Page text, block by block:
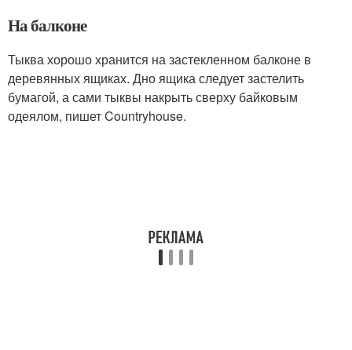
На балконе
Тыква хорошо хранится на застекленном балконе в
деревянных ящиках. Дно ящика следует застелить
бумагой, а сами тыквы накрыть сверху байковым
одеялом, пишет Countryhouse.